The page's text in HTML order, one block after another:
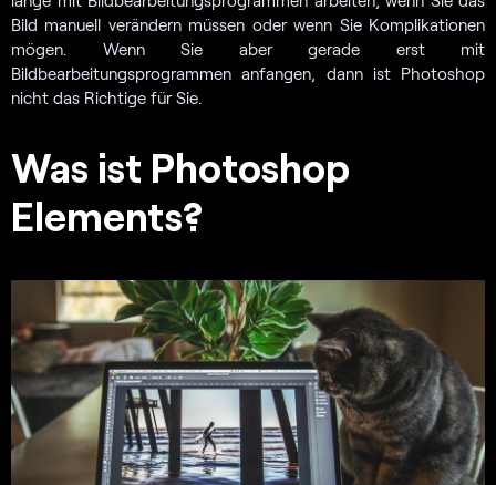
Bild manuell verändern müssen oder wenn Sie Komplikationen
mögen. Wenn Sie aber gerade erst mit
Bildbearbeitungsprogrammen anfangen, dann ist Photoshop
nicht das Richtige für Sie.
Was ist Photoshop
Elements?